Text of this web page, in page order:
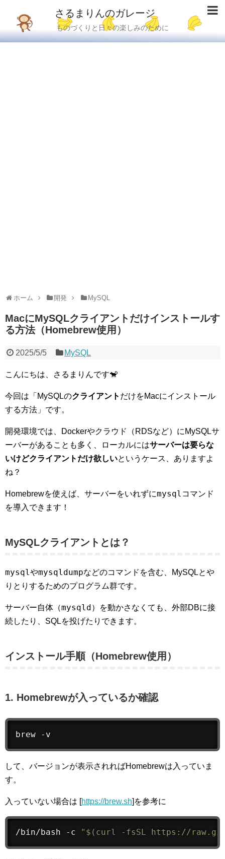
さるまりんのガレージ
ものづくりと日々の楽しみのために
ホーム 開発 MySQL
MacにMySQLクライアントだけインストールす
る方法（Homebrew使用）
2025/5/5 MySQL
こんにちは、さるまりんです🐒
今回は「MySQLのクライアント だけをMacにインストール
する方法」です。
開発環境では、Dockerやクラウド（RDSなど）にMySQLサ
ーバーがあることも多く、ローカルにはサーバーは要らな
いけどクライアントだけ欲しいというケース、ありますよ
ね？
Homebrewを使えば、サーバーをいれずにmysql コマンド
を導入できます！
MySQLクライアントとは？
mysqlやmysqldumpなどのコマンドを含む、MySQLとや
りとりするためのプログラム群です。
サーバー自体（mysqld）を動かさなくても、外部DBに接
続したり、SQLを投げたりできます。
インストール手順（Homebrew使用）
1. Homebrewが入っているか確認
brew -v
して、バージョンが表示されればHomebrewは入っていま
す。
入っていない場合は [https://brew.sh]を参考に
/bin/bash -c " $( curl -fsSL https://